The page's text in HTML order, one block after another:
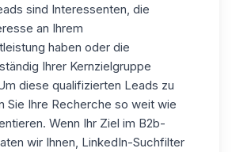
sind Interessenten, die
an Ihrem
haben oder die
Ihrer Kernzielgruppe
diese qualifizierten Leads zu
Sie Ihre Recherche so weit wie
Wenn Ihr Ziel im B2b-
wir Ihnen, LinkedIn-Suchfilter